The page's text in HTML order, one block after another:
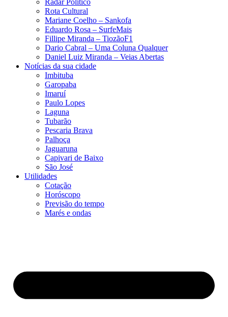
Rota Cultural
Mariane Coelho – Sankofa
Eduardo Rosa​ – SurfeMais
Fillipe Miranda – TiozãoF1
Dario Cabral – Uma Coluna Qualquer
Daniel Luiz Miranda – Veias Abertas
Notícias da sua cidade
Imbituba
Garopaba
Imaruí
Paulo Lopes
Laguna
Tubarão
Pescaria Brava
Palhoça
Jaguaruna
Capivari de Baixo
São José
Utilidades
Cotação
Horóscopo
Previsão do tempo
Marés e ondas